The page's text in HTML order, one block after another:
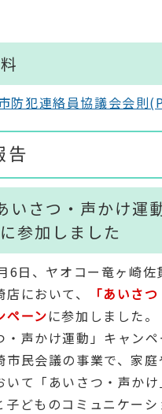
防犯連絡員協議会会則
告
いさつ・声かけ運
参加しました
6日、ヤオコー竜ヶ崎佐
において、
「あいさ
ペーンに参加しました。
・声かけ運動」キャン
市民会議の事業で、家
いて「あいさつ・声か
子どものコミュニケー